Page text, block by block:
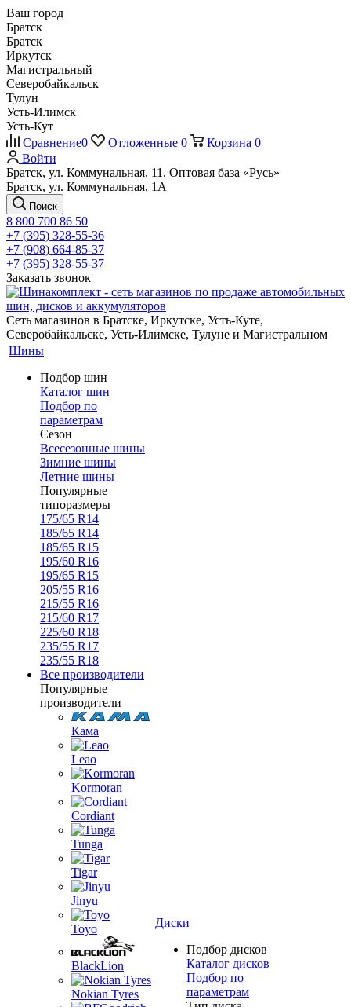
Ваш город
Братск
Братск
Иркутск
Магистральный
Северобайкальск
Тулун
Усть-Илимск
Усть-Кут
Сравнение0 Отложенные 0 Корзина 0
Войти
Братск, ул. Коммунальная, 11. Оптовая база «Русь»
Братск, ул. Коммунальная, 1А
Поиск
8 800 700 86 50
+7 (395) 328-55-36
+7 (908) 664-85-37
+7 (395) 328-55-37
Заказать звонок
Сеть магазинов в Братске, Иркутске, Усть-Куте,
Северобайкальске, Усть-Илимске, Тулуне и Магистральном
Шины
Подбор шин
Каталог шин
Подбор по
параметрам
Сезон
Всесезонные шины
Зимние шины
Летние шины
Популярные
типоразмеры
175/65 R14
185/65 R14
185/65 R15
195/60 R16
195/65 R15
205/55 R16
215/55 R16
215/60 R17
225/60 R18
235/55 R17
235/55 R18
Все производители
Популярные
производители
Кама
Leao
Kormoran
Cordiant
Tunga
Tigar
Jinyu
Toyo
BlackLion
Nokian Tyres
Диски
Подбор дисков
Каталог дисков
Подбор по
параметрам